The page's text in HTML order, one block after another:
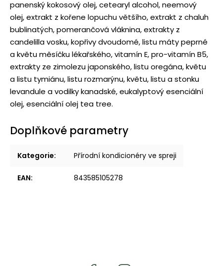
panenský kokosový olej, cetearyl alcohol, neemový
olej, extrakt z kořene lopuchu většího, extrakt z chaluh
bublinatých, pomerančová vláknina, extrakty z
candelilla vosku, kopřivy dvoudomé, listu máty peprné
a květu měsíčku lékařského, vitamín E, pro-vitamín B5,
extrakty ze zimolezu japonského, listu oregána, květu
a listu tymiánu, listu rozmarýnu, květu, listu a stonku
levandule a vodilky kanadské, eukalyptový esenciální
olej, esenciální olej tea tree.
Doplňkové parametry
Kategorie: Přírodní kondicionéry ve spreji
EAN: 843585105278